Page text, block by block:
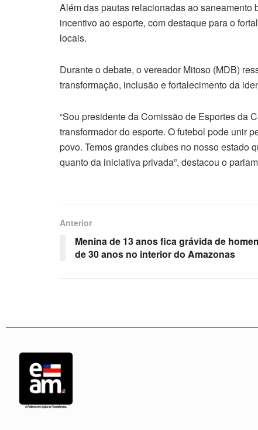
Além das pautas relacionadas ao
incentivo ao esporte, com destaque para o
locais.
Durante o debate, o vereador Mitoso (MDB)
transformação, inclusão e fortalecimento da
“Sou presidente da Comissão de Esportes da
transformador do esporte. O futebol pode unir
povo. Temos grandes clubes no nosso estado
quanto da iniciativa privada”, destacou o
Anterior
Menina de 13 anos fica grávida de
de 30 anos no interior do Amazonas